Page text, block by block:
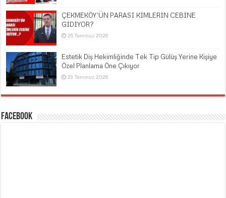
ÇEKMEKÖY’ÜN PARASI KİMLERİN CEBİNE
GİDİYOR?
25 Temmuz 2026
Estetik Diş Hekimliğinde Tek Tip Gülüş Yerine Kişiye
Özel Planlama Öne Çıkıyor
23 Temmuz 2026
Facebook